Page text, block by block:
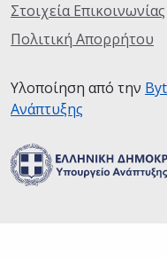
Σύνδεσμοι
Στοιχεία Επικοινωνίας
Πολιτική Απορρήτου
Υλοποίηση από την
Ανάπτυξης